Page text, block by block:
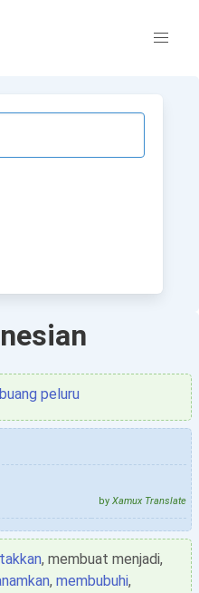
peluru
by Xamux Translate
, membuat menjadi,
, membubuhi,